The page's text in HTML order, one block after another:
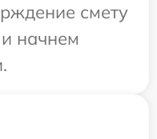
смету
начнем